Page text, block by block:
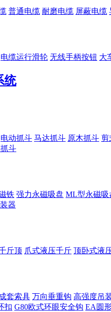
普通电缆 耐磨电缆 屏蔽电缆
电缆运行滑轮 无线手柄按钮 大
统
电动抓斗 马达抓斗 原木抓斗 剪
斗
铁 强力永磁吸盘 ML型永磁吸
器
斤顶 爪式液压千斤 顶卧式液
套索具 万向垂重钩 高强度吊
扣 G80欧式环眼安全钩 EA圆